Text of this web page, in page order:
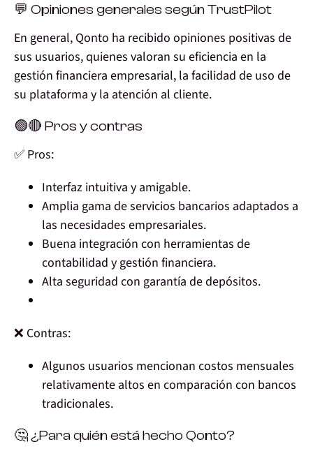
💬 Opiniones generales según TrustPilot
En general, Qonto ha recibido opiniones positivas de
sus usuarios, quienes valoran su eficiencia en la
gestión financiera empresarial, la facilidad de uso de
su plataforma y la atención al cliente.
🟢🔴 Pros y contras
✅ Pros:
Interfaz intuitiva y amigable.
Amplia gama de servicios bancarios adaptados a
las necesidades empresariales.
Buena integración con herramientas de
contabilidad y gestión financiera.
Alta seguridad con garantía de depósitos.
❌ Contras:
Algunos usuarios mencionan costos mensuales
relativamente altos en comparación con bancos
tradicionales.
🤔 ¿Para quién está hecho Qonto?